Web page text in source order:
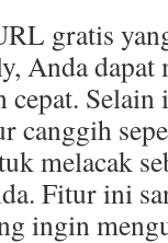
gratis
Anda
cepat.
canggih
melacak
Fitur ini
ingin